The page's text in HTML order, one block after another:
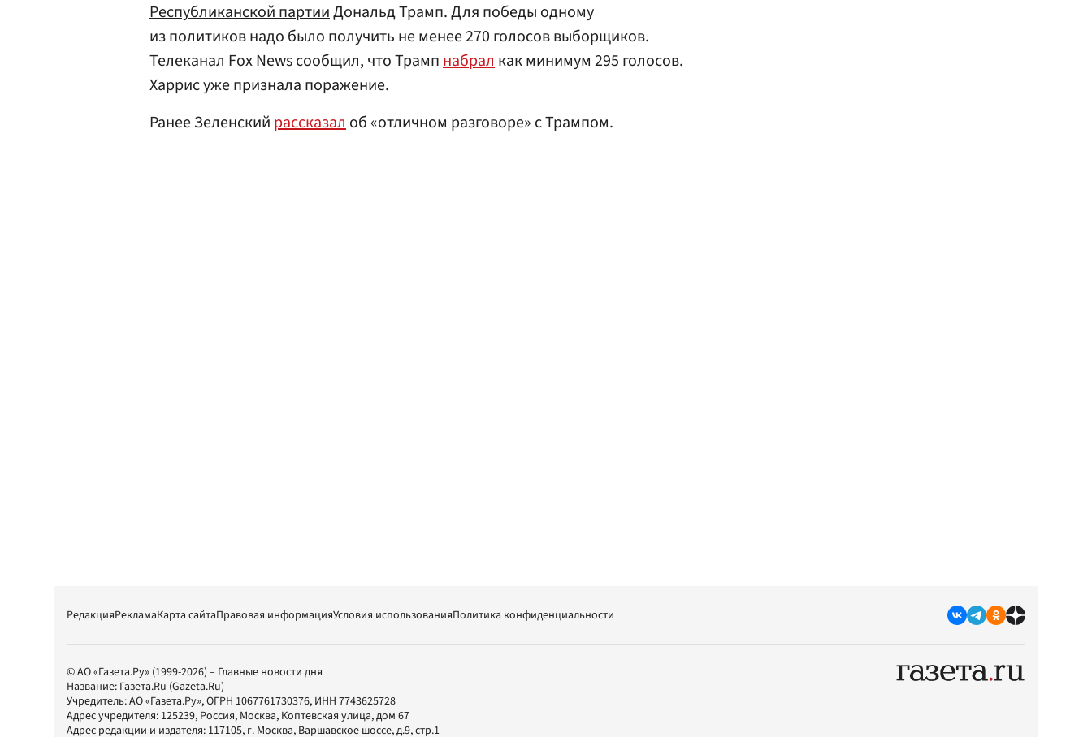
Республиканской партииДональд Трамп. Для победы одному
из политиков надо было получить не менее 270 голосов выборщиков.
Телеканал Fox News сообщил, что Трампнабралкак минимум 295 голосов.
Харрис уже признала поражение.
Ранее Зеленский рассказалоб «отличном разговоре» с Трампом.
РедакцияРекламаКарта сайтаПравовая информацияУсловия использованияПолитика конфиденциальности
© АО «Газета.Ру» (1999-2026) – Главные новости дня
Название: Газета.Ru (Gazeta.Ru)
Учредитель:АО «Газета.Ру», ОГРН 1067761730376, ИНН 7743625728
Адрес учредителя: 125239, Россия, Москва, Коптевская улица, дом 67
Адрес редакции и издателя: 117105, г. Москва, Варшавское шоссе, д.9, стр.1